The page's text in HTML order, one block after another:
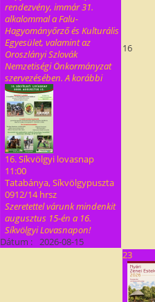
rendezvény, immár 31.
alkalommal a Falu-
Hagyományőrző és Kulturális
Egyesület, valamint az
Oroszlányi Szlovák
Nemzetiségi Önkormányzat
szervezésében. A korábbi
16. Síkvölgyi lovasnap
11:00
Tatabánya, Síkvölgypuszta
0912/14 hrsz
Szeretettel várunk mindenkit
augusztus 15-én a 16.
Síkvölgyi Lovasnapon!
Dátum : 2026-08-15
16
23